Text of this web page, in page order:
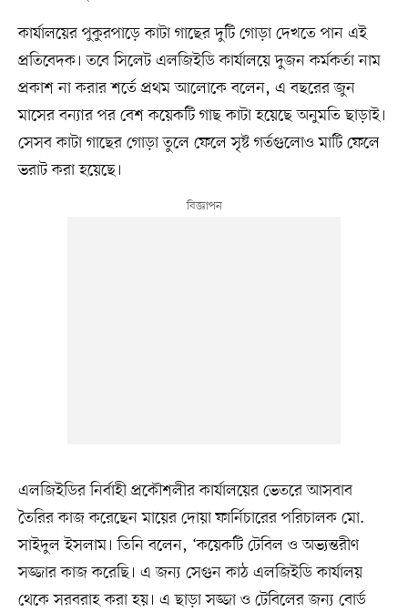
কার্যালয়ের পুকুরপাড়ে কাটা গাছের দুটি গোড়া দেখতে পান এই
প্রতিবেদক। তবে সিলেট এলজিইডি কার্যালয়ে দুজন কর্মকর্তা নাম
প্রকাশ না করার শর্তে প্রথম আলোকে বলেন, এ বছরের জুন
মাসের বন্যার পর বেশ কয়েকটি গাছ কাটা হয়েছে অনুমতি ছাড়াই।
সেসব কাটা গাছের গোড়া তুলে ফেলে সৃষ্ট গর্তগুলোও মাটি ফেলে
ভরাট করা হয়েছে।
এলজিইডির নির্বাহী প্রকৌশলীর কার্যালয়ের ভেতরে আসবাব
তৈরির কাজ করেছেন মায়ের দোয়া ফার্নিচারের পরিচালক মো.
সাইদুল ইসলাম। তিনি বলেন, ‘কয়েকটি টেবিল ও অভ্যন্তরীণ
সজ্জার কাজ করেছি। এ জন্য সেগুন কাঠ এলজিইডি কার্যালয়
থেকে সরবরাহ করা হয়। এ ছাড়া সজ্জা ও টেবিলের জন্য বোর্ড